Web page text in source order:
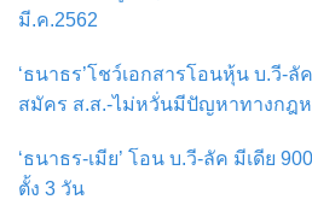
มี.ค.2562
‘ธนาธร’โชว์เอกสารโอนหุ้น บ.วี-ลั
สมัคร ส.ส.-ไม่หวั่นมีปัญหาทางกฎ
‘ธนาธร-เมีย’ โอน บ.วี-ลัค มีเดีย
ตั้ง 3 วัน